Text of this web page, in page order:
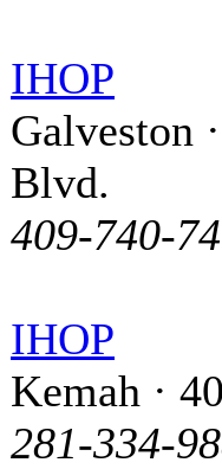
IHOP
Galveston
Blvd.
409-740-
IHOP
Kemah ·
281-334-